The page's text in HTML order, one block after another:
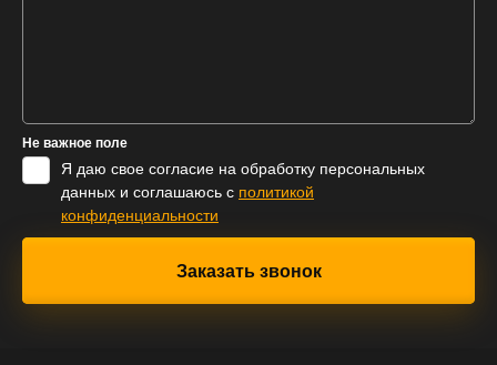
Не важное поле
Я даю свое согласие на обработку персональных
данных и соглашаюсь с политикой
конфиденциальности